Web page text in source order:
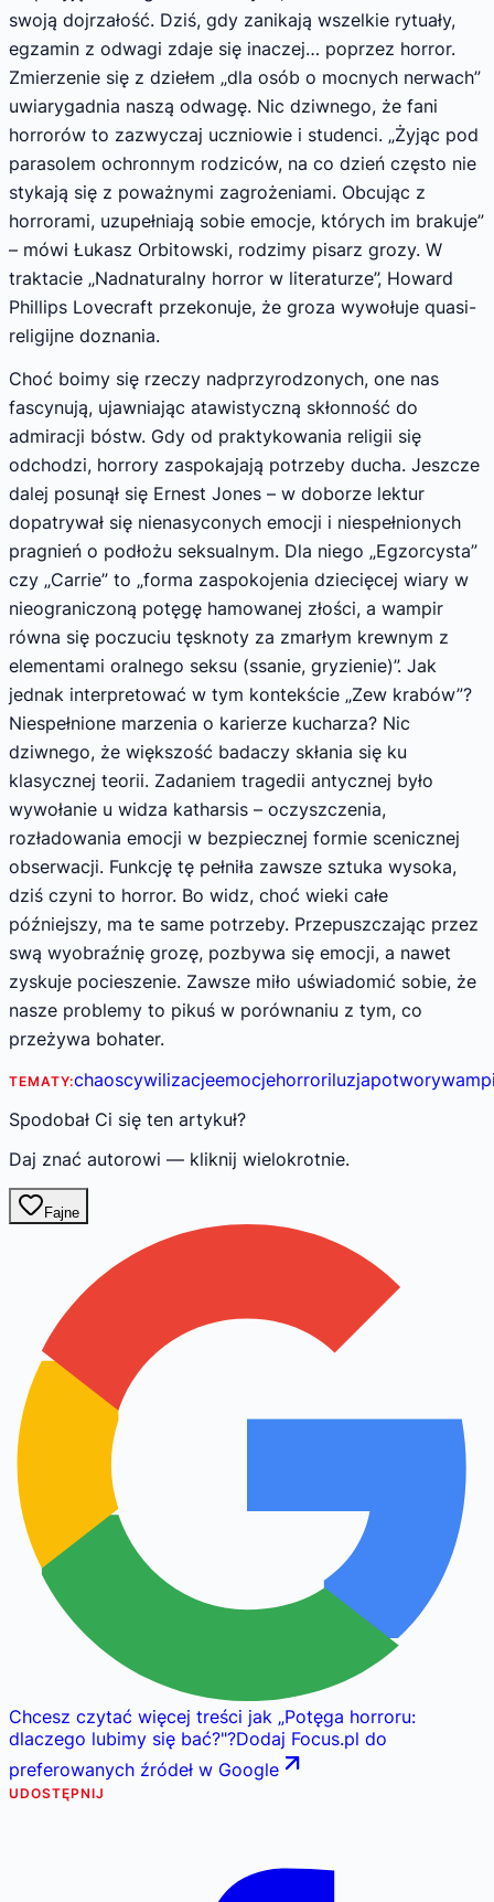
swoją dojrzałość. Dziś, gdy zanikają wszelkie rytuały,
egzamin z odwagi zdaje się inaczej… poprzez horror.
Zmierzenie się z dziełem „dla osób o mocnych nerwach”
uwiarygadnia naszą odwagę. Nic dziwnego, że fani
horrorów to zazwyczaj uczniowie i studenci. „Żyjąc pod
parasolem ochronnym rodziców, na co dzień często nie
stykają się z poważnymi zagrożeniami. Obcując z
horrorami, uzupełniają sobie emocje, których im brakuje”
– mówi Łukasz Orbitowski, rodzimy pisarz grozy. W
traktacie „Nadnaturalny horror w literaturze”, Howard
Phillips Lovecraft przekonuje, że groza wywołuje quasi-
religijne doznania.
Choć boimy się rzeczy nadprzyrodzonych, one nas
fascynują, ujawniając atawistyczną skłonność do
admiracji bóstw. Gdy od praktykowania religii się
odchodzi, horrory zaspokajają potrzeby ducha. Jeszcze
dalej posunął się Ernest Jones – w doborze lektur
dopatrywał się nienasyconych emocji i niespełnionych
pragnień o podłożu seksualnym. Dla niego „Egzorcysta”
czy „Carrie” to „forma zaspokojenia dziecięcej wiary w
nieograniczoną potęgę hamowanej złości, a wampir
równa się poczuciu tęsknoty za zmarłym krewnym z
elementami oralnego seksu (ssanie, gryzienie)”. Jak
jednak interpretować w tym kontekście „Zew krabów”?
Niespełnione marzenia o karierze kucharza? Nic
dziwnego, że większość badaczy skłania się ku
klasycznej teorii. Zadaniem tragedii antycznej było
wywołanie u widza katharsis – oczyszczenia,
rozładowania emocji w bezpiecznej formie scenicznej
obserwacji. Funkcję tę pełniła zawsze sztuka wysoka,
dziś czyni to horror. Bo widz, choć wieki całe
późniejszy, ma te same potrzeby. Przepuszczając przez
swą wyobraźnię grozę, pozbywa się emocji, a nawet
zyskuje pocieszenie. Zawsze miło uświadomić sobie, że
nasze problemy to pikuś w porównaniu z tym, co
przeżywa bohater.
TEMATY:chaoscywilizacjeemocjehorroriluzjapotwory
Spodobał Ci się ten artykuł?
Daj znać autorowi — kliknij wielokrotnie.
Fajne
Chcesz czytać więcej treści jak „Potęga horroru:
dlaczego lubimy się bać?"?Dodaj Focus.pl do
preferowanych źródeł w Google
UDOSTĘPNIJ